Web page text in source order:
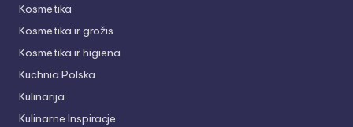
Kosmetika
Kosmetika ir grožis
Kosmetika ir higiena
Kuchnia Polska
Kulinarija
Kulinarne Inspiracje